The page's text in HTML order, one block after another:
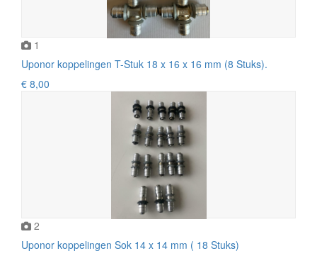
1
Uponor koppelingen T-Stuk 18 x 16 x 16 mm (8 Stuks).
€ 8,00
2
Uponor koppelingen Sok 14 x 14 mm ( 18 Stuks)